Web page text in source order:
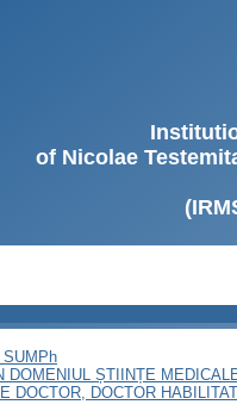
of Nicolae
SUMPh
DOMENIUL ȘTIINȚE
DOCTOR, DOCTOR HABILITAT